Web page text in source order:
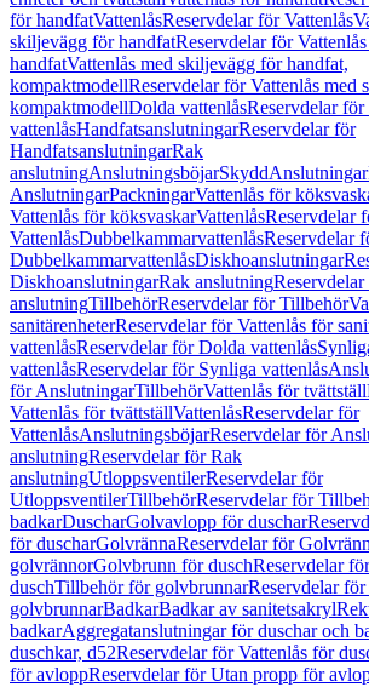
för handfatVattenlåsReservdelar för Vattenlås
skiljevägg för handfatReservdelar för
handfatVattenlås med skiljevägg för handfat,
kompaktmodellReservdelar för Vattenlås med
kompaktmodellDolda vattenlåsReservdelar
vattenlåsHandfatsanslutningarReservdelar för
HandfatsanslutningarRak
anslutningAnslutningsböjarSkyddAnslutningar
AnslutningarPackningarVattenlås för
Vattenlås för köksvaskarVattenlåsReservdelar
VattenlåsDubbelkammarvattenlåsReservdelar
DubbelkammarvattenlåsDiskhoanslutningar
DiskhoanslutningarRak anslutning
anslutningTillbehörReservdelar för Tillbehör
sanitärenheterReservdelar för Vattenlås för
vattenlåsReservdelar för Dolda vattenlås
vattenlåsReservdelar för Synliga vattenlås
för AnslutningarTillbehörVattenlås för tvättställ
Vattenlås för tvättställVattenlåsReservdelar för
VattenlåsAnslutningsböjarReservdelar för
anslutningReservdelar för Rak
anslutningUtloppsventilerReservdelar för
UtloppsventilerTillbehörReservdelar för
badkarDuscharGolvavlopp för duschar
för duscharGolvrännaReservdelar för
golvrännorGolvbrunn för duschReservdelar
duschTillbehör för golvbrunnarReservdelar
golvbrunnarBadkarBadkar av sanitetsakryl
badkarAggregatanslutningar för duschar och
duschkar, d52Reservdelar för Vattenlås för
för avloppReservdelar för Utan propp för